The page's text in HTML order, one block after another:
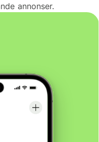
annonser.